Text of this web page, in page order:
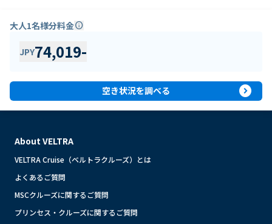
大人1名様分料金info
JPY74,019-
空き状況を調べる expand_circle_right
About VELTRA
VELTRA Cruise（ベルトラクルーズ）とは
よくあるご質問
MSCクルーズに関するご質問
プリンセス・クルーズに関するご質問